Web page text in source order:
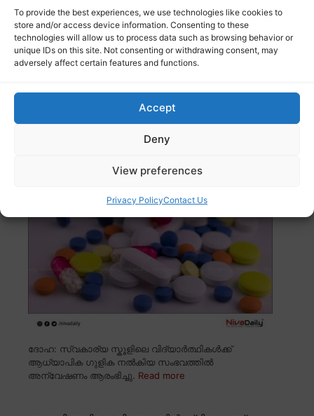
To provide the best experiences, we use technologies like cookies to
store and/or access device information. Consenting to these
technologies will allow us to process data such as browsing behavior or
unique IDs on this site. Not consenting or withdrawing consent, may
adversely affect certain features and functions.
Accept
Deny
View preferences
Privacy PolicyContact Us
സോഫിയ: ബൾഗേറിയയിൽ വാഹനാപകടം.സംഭവത്തിൽ
പരീക്ഷാപേടി മാറാൻ അധ്യാപിക
വിദ്യാർത്ഥികൾക്ക് ഗുളിക നൽകി ;
അന്വേഷണം ആരംഭിച്ചു.
ദോഹ: സ്വകാര്യ സ്കൂളിലെ വിദ്യാർത്ഥികൾക്ക്
ആധ്യാപിക ഗുളിക നൽകിയ സംഭവത്തിൽ
അന്വേഷണം ആരംഭിച്ചു. Read more